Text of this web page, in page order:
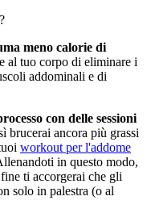
meno calorie di
al tuo corpo di eliminare i
addominali e di
con delle sessioni
brucerai ancora più grassi
workout per l'addome
in questo modo,
ti accorgerai che gli
solo in palestra (o al